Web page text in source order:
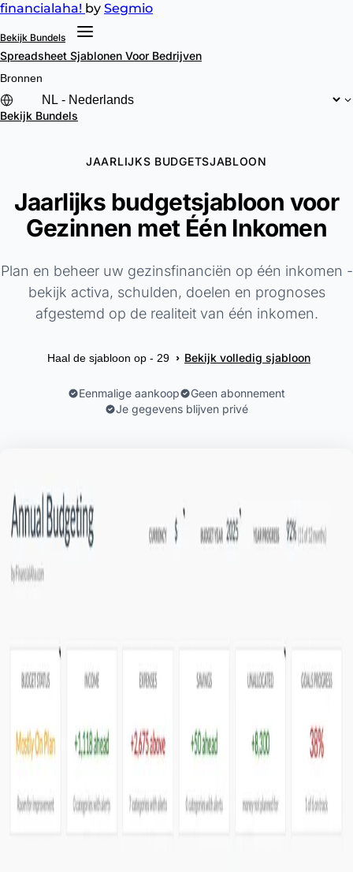
financialaha! by Segmio
Bekijk Bundels
Spreadsheet Sjablonen Voor Bedrijven
Bronnen
Bekijk Bundels
JAARLIJKS BUDGETSJABLOON
Jaarlijks budgetsjabloon voor
Gezinnen met Één Inkomen
Plan en beheer uw gezinsfinanciën op één inkomen -
bekijk activa, schulden, doelen en prognoses
afgestemd op de realiteit van één inkomen.
Haal de sjabloon op - 29 › Bekijk volledig sjabloon
Eenmalige aankoop
Geen abonnement
Je gegevens blijven privé